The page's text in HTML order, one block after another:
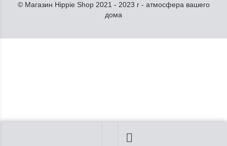
© Магазин Hippie Shop 2021 - 2023 г - атмосфера вашего
дома